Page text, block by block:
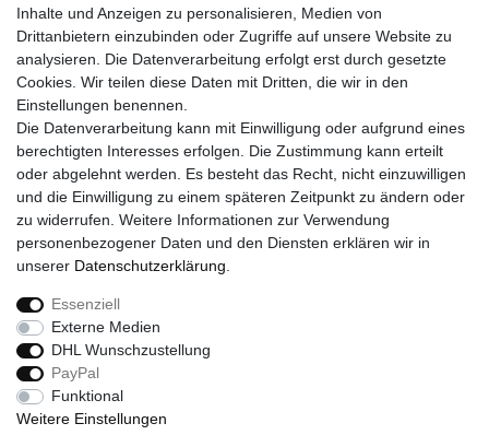
Kontakt
SERVICE
Versand
Zahlung
Hilfe
RECHTLICHES
Widerrufsrecht
Widerrufsformular
Impressum
Datenschutzerklärung
Widerrufs­recht Widerrufs­formular
Daten­schutz­erklärung
Inhalte und Anzeigen zu personalisieren, Medien von
Drittanbietern einzubinden oder Zugriffe auf unsere Website zu
analysieren. Die Datenverarbeitung erfolgt erst durch gesetzte
Cookies. Wir teilen diese Daten mit Dritten, die wir in den
Einstellungen benennen.
Die Datenverarbeitung kann mit Einwilligung oder aufgrund eines
berechtigten Interesses erfolgen. Die Zustimmung kann erteilt
oder abgelehnt werden. Es besteht das Recht, nicht einzuwilligen
und die Einwilligung zu einem späteren Zeitpunkt zu ändern oder
zu widerrufen. Weitere Informationen zur Verwendung
personenbezogener Daten und den Diensten erklären wir in
unserer Daten­schutz­erklärung
Essenziell
Externe Medien
DHL Wunschzustellung
PayPal
Funktional
Weitere Einstellungen